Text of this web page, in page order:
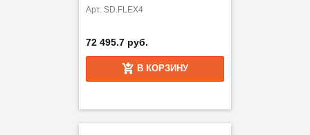
Арт. SD.FLEX4
72 495.7 руб.
В КОРЗИНУ